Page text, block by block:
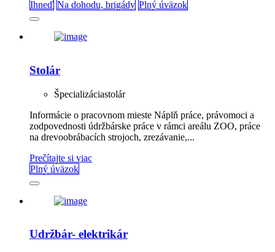
Ihneď Na dohodu, brigády Plný úväzok
Stolár
Špecializáciastolár
Informácie o pracovnom mieste Náplň práce, právomoci a
zodpovednosti údržbárske práce v rámci areálu ZOO, práce
na drevoobrábacích strojoch, zrezávanie,...
Prečítajte si viac
Plný úväzok
Udržbár- elektrikár